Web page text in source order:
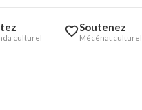
culturel
Soutenez
Mécénat culturel